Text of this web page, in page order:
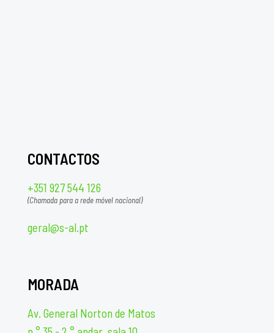
CONTACTOS
+351 927 544 126
(Chamada para a rede móvel nacional)
geral@s-al.pt
MORADA
Av. General Norton de Matos